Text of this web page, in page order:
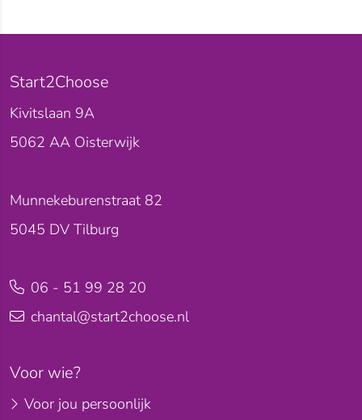
Start2Choose
Kivitslaan 9A
5062 AA Oisterwijk
Munnekeburenstraat 82
5045 DV Tilburg
06 - 51 99 28 20
chantal@start2choose.nl
Voor wie?
Voor jou persoonlijk